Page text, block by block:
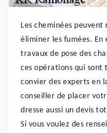
Les cheminées
éliminer les fumées. En
travaux de pose des
ces opérations qui sont
convier des experts en
conseiller de placer
dresse aussi un devis
Si vous voulez des